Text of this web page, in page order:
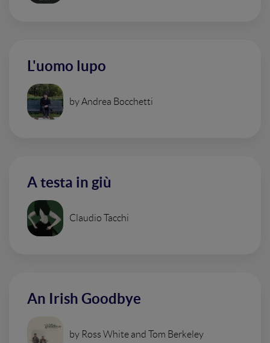
L'uomo lupo
by Andrea Bocchetti
A testa in giù
Claudio Tacchi
An Irish Goodbye
by Ross White and Tom Berkeley